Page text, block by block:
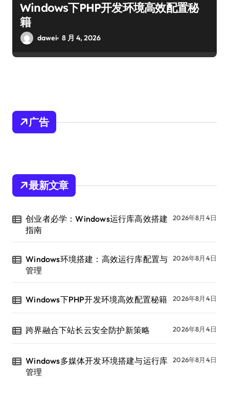
Windows下PHP开发环境高效配置秘
籍
dawei 8 月 4, 2026
广告
最新文章
创业者必学：Windows运行库高效搭建
指南
2026年8月4日
Windows环境搭建：高效运行库配置与
管理
2026年8月4日
Windows下PHP开发环境高效配置秘籍 2026年8月4日
跨界融合下站长云安全防护新策略 2026年8月4日
Windows多媒体开发环境搭建与运行库
管理
2026年8月4日